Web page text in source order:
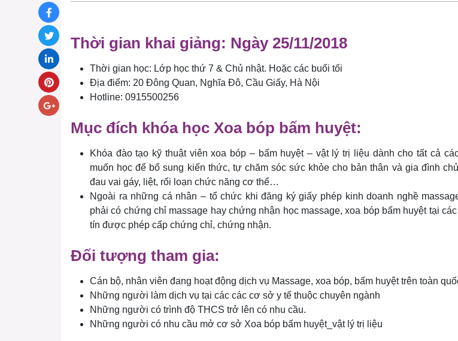
Thời gian khai giảng: Ngày 25/11/2018
Thời gian học: Lớp học thứ 7 & Chủ nhật. Hoặc các buổi tối
Địa điểm: 20 Đông Quan, Nghĩa Đô, Cầu Giấy, Hà Nội
Hotline: 0915500256
Mục đích khóa học Xoa bóp bấm huyệt:
Khóa đào tạo kỹ thuật viên xoa bóp – bấm huyệt – vật lý trị liệu dành cho tất cả
muốn học để bổ sung kiến thức, tự chăm sóc sức khỏe cho bản thân và gia đình
đau vai gáy, liệt, rối loạn chức năng cơ thể…
Ngoài ra những cá nhân – tổ chức khi đăng ký giấy phép kinh doanh nghề
phải có chứng chỉ massage hay chứng nhận học massage, xoa bóp bấm huyệt tại
tín được phép cấp chứng chỉ, chứng nhận.
Đối tượng tham gia:
Cán bộ, nhân viên đang hoạt động dịch vụ Massage, xoa bóp, bấm huyệt trên toàn
Những người làm dịch vụ tại các các cơ sở y tế thuộc chuyên ngành
Những người có trình độ THCS trở lên có nhu cầu.
Những người có nhu cầu mở cơ sở Xoa bóp bấm huyệt_vật lý trị liệu